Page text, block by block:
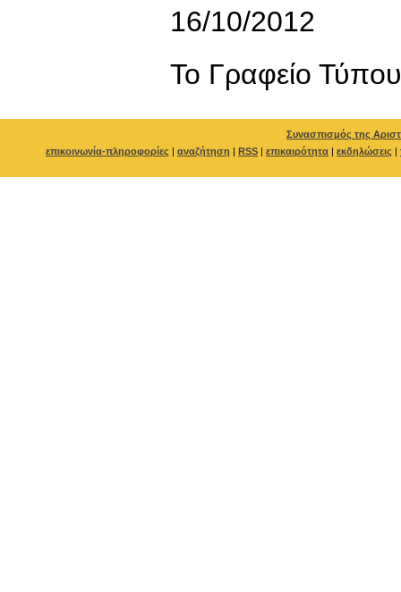
16/10/2012
To Γραφείο Τύπου
Συνασπισμός της
επικοινωνία-πληροφορίες | αναζήτηση | RSS | επικαιρότητα | εκδηλώσεις |